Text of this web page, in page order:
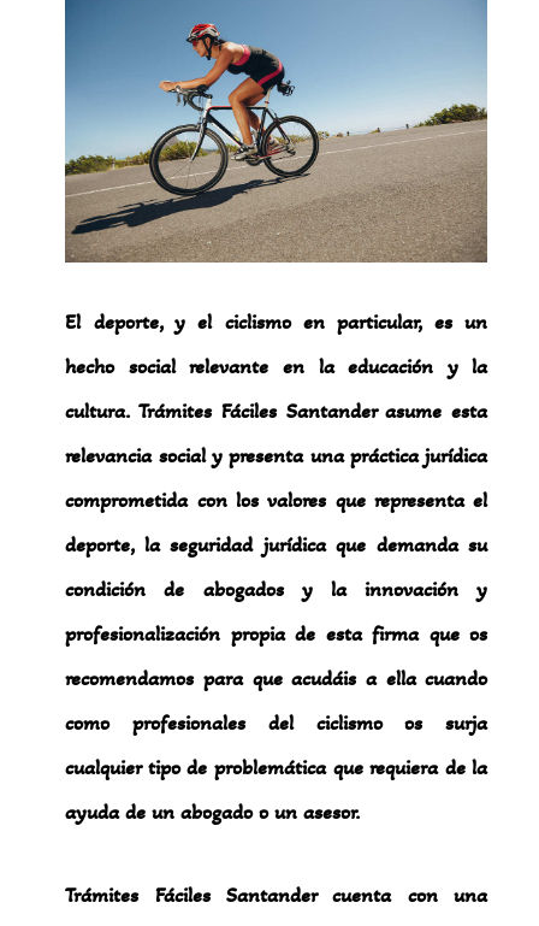
El deporte, y el ciclismo en particular, es un
hecho social relevante en la educación y la
cultura. Trámites Fáciles Santander asume esta
relevancia social y presenta una práctica jurídica
comprometida con los valores que representa el
deporte, la seguridad jurídica que demanda su
condición de abogados y la innovación y
profesionalización propia de esta firma que os
recomendamos para que acudáis a ella cuando
como profesionales del ciclismo os surja
cualquier tipo de problemática que requiera de la
ayuda de un abogado o un asesor.
Trámites Fáciles Santander cuenta con una